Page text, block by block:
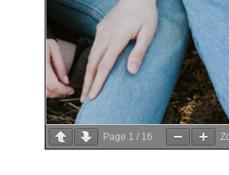
Page 1 / 16